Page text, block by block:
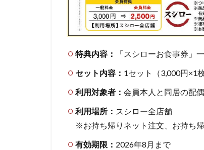
特典内容： 「スシローお食事券」
セット内容： 1セット（3,000円×1枚
利用対象者： 会員本人と同居の配
利用場所： スシロー全店舗
※お持ち帰りネット注文、お持ち
有効期限： 2026年8月まで